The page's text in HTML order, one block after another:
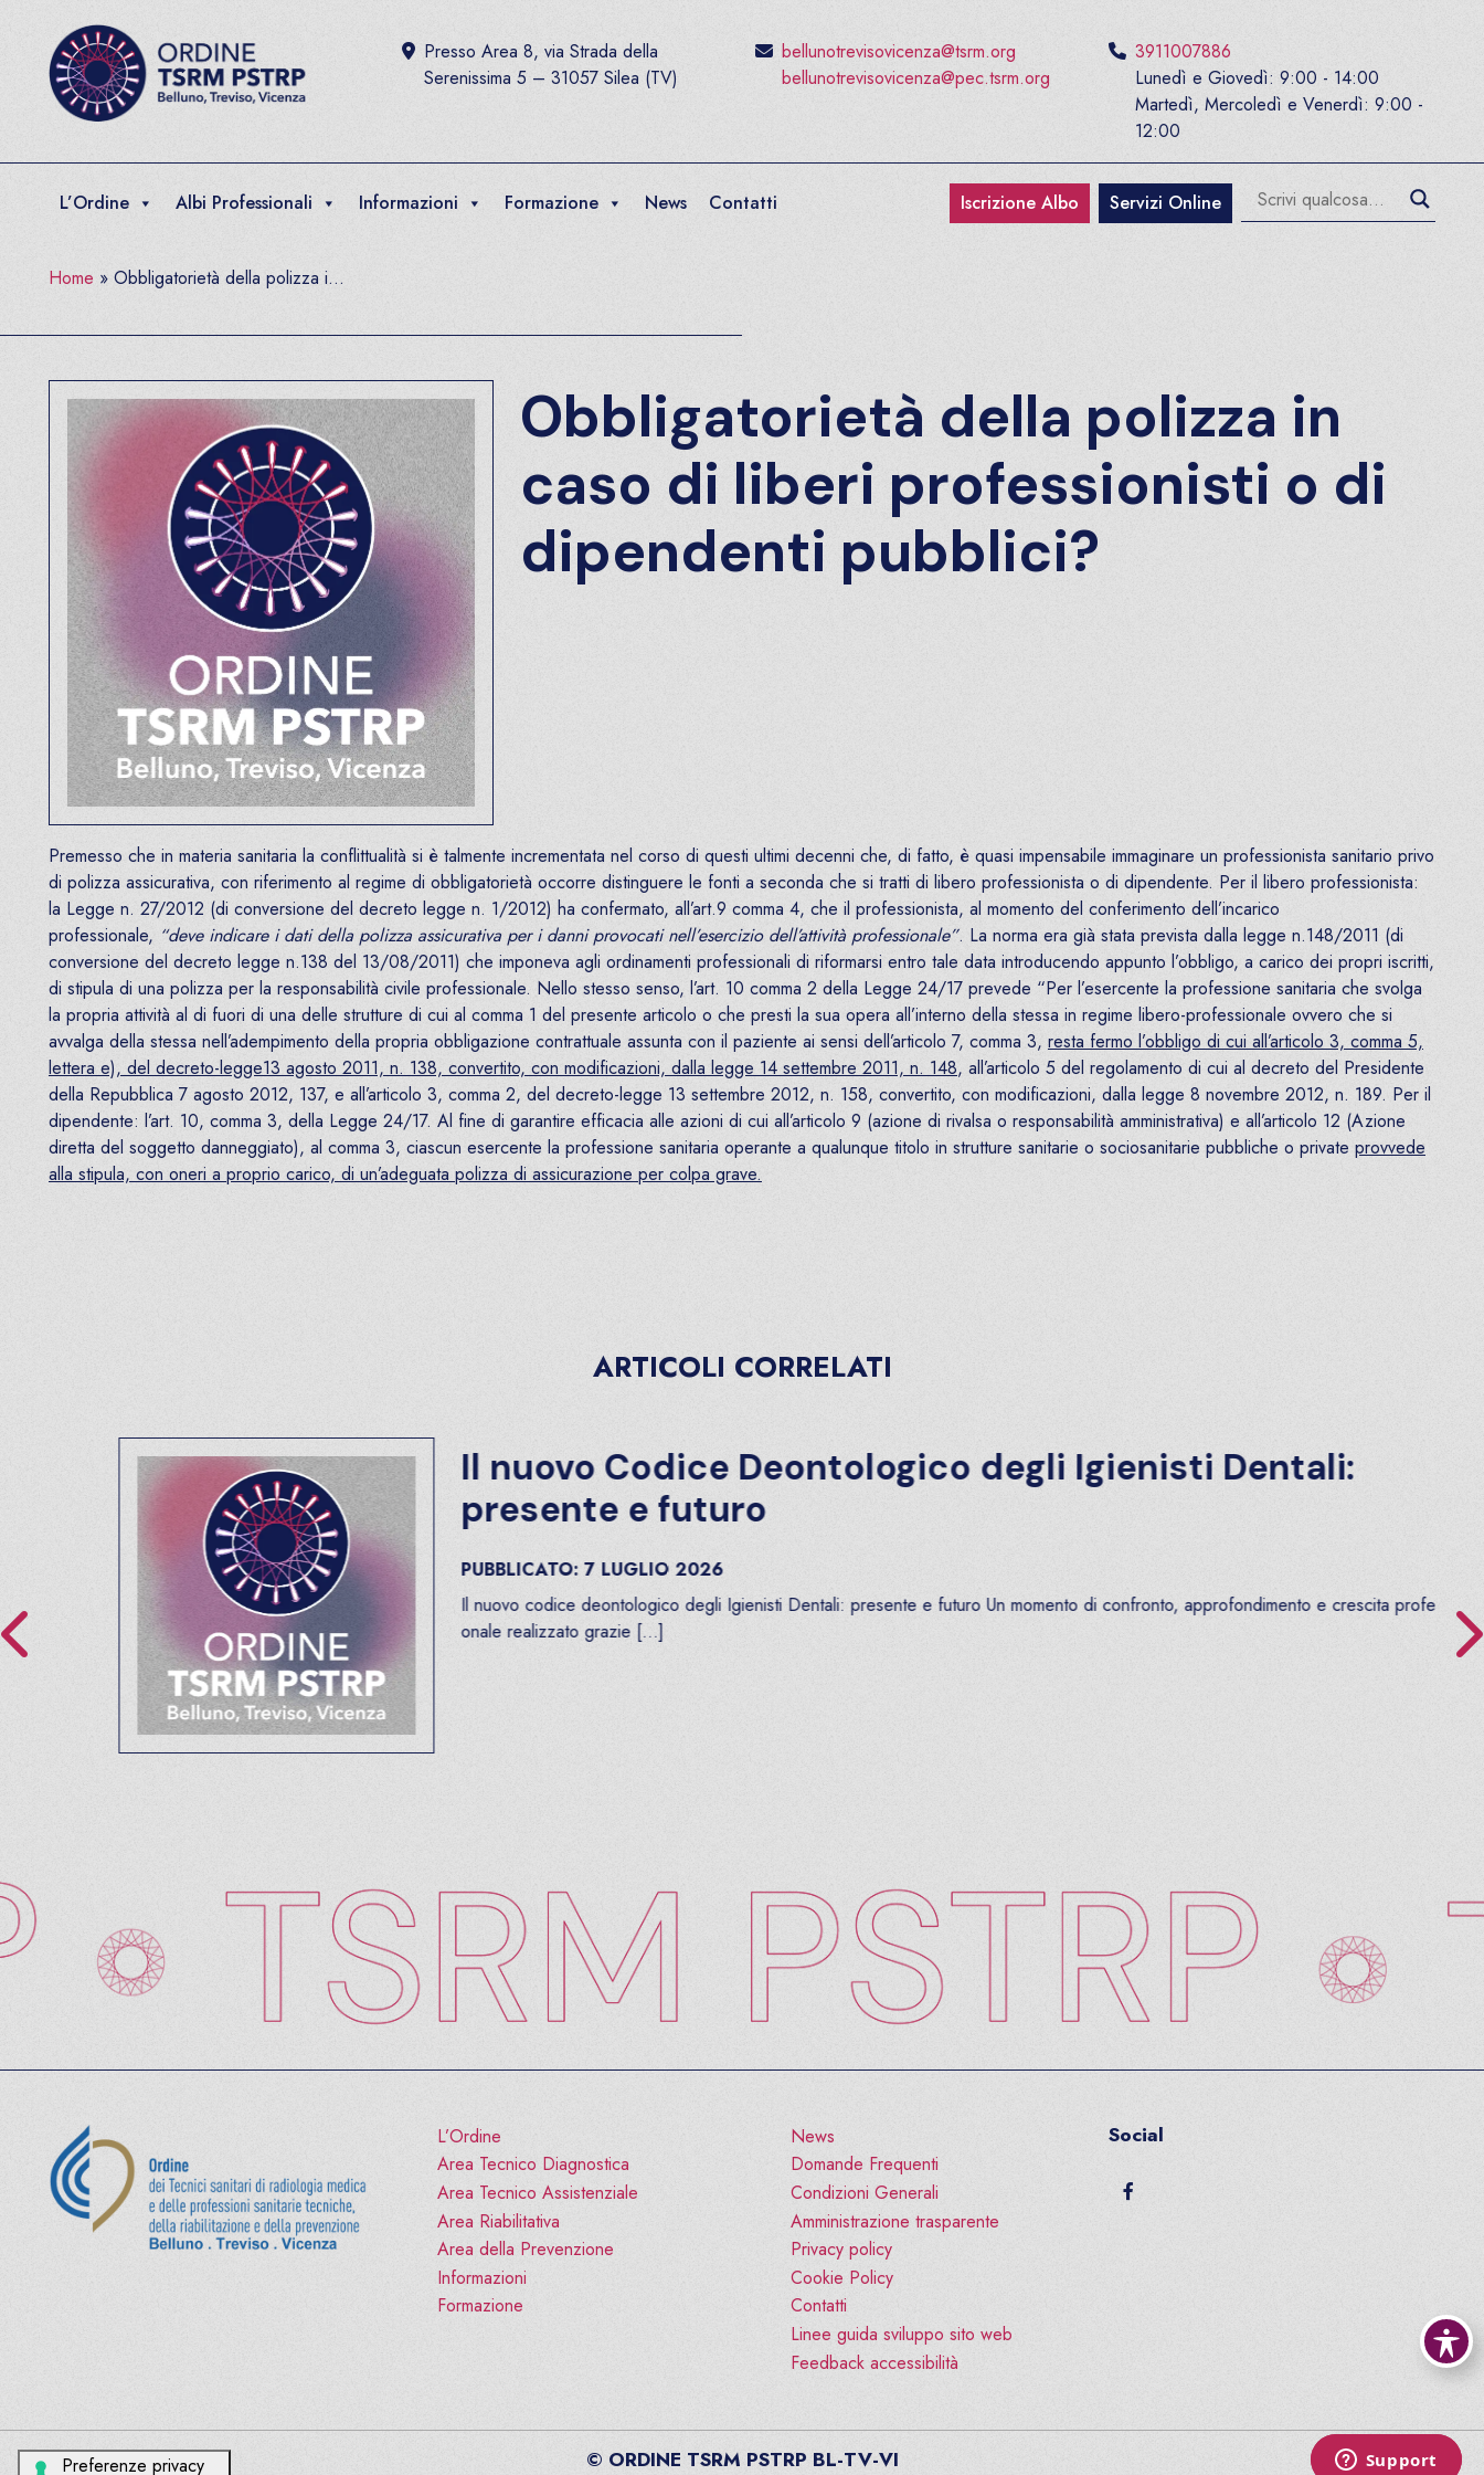
Presso Area 8, via Strada della
Serenissima 5 – 31057 Silea (TV)
bellunotrevisovicenza@tsrm.org
bellunotrevisovicenza@pec.tsrm.org
3911007886
Lunedì e Giovedì: 9:00 - 14:00
Martedì, Mercoledì e Venerdì: 9:00 -
12:00
L’Ordine Albi Professionali Informazioni Formazione News Contatti Iscrizione Albo Servizi Online
Home » Obbligatorietà della polizza i...
Obbligatorietà della polizza in
caso di liberi professionisti o di
dipendenti pubblici?
Premesso che in materia sanitaria la conflittualità si è talmente incrementata nel corso di questi ultimi decenni che, di fatto, è quasi impensabile immaginare un professionista sanitario privo
di polizza assicurativa, con riferimento al regime di obbligatorietà occorre distinguere le fonti a seconda che si tratti di libero professionista o di dipendente. Per il libero professionista:
la Legge n. 27/2012 (di conversione del decreto legge n. 1/2012) ha confermato, all’art.9 comma 4, che il professionista, al momento del conferimento dell’incarico
professionale, “deve indicare i dati della polizza assicurativa per i danni provocati nell’esercizio dell’attività professionale”. La norma era già stata prevista dalla legge n.148/2011 (di
conversione del decreto legge n.138 del 13/08/2011) che imponeva agli ordinamenti professionali di riformarsi entro tale data introducendo appunto l’obbligo, a carico dei propri iscritti,
di stipula di una polizza per la responsabilità civile professionale. Nello stesso senso, l’art. 10 comma 2 della Legge 24/17 prevede “Per l’esercente la professione sanitaria che svolga
la propria attività al di fuori di una delle strutture di cui al comma 1 del presente articolo o che presti la sua opera all’interno della stessa in regime libero-professionale ovvero che si
avvalga della stessa nell’adempimento della propria obbligazione contrattuale assunta con il paziente ai sensi dell’articolo 7, comma 3, resta fermo l’obbligo di cui all’articolo 3, comma 5,
lettera e), del decreto-legge13 agosto 2011, n. 138, convertito, con modificazioni, dalla legge 14 settembre 2011, n. 148, all’articolo 5 del regolamento di cui al decreto del Presidente
della Repubblica 7 agosto 2012, 137, e all’articolo 3, comma 2, del decreto-legge 13 settembre 2012, n. 158, convertito, con modificazioni, dalla legge 8 novembre 2012, n. 189. Per il
dipendente: l’art. 10, comma 3, della Legge 24/17. Al fine di garantire efficacia alle azioni di cui all’articolo 9 (azione di rivalsa o responsabilità amministrativa) e all’articolo 12 (Azione
diretta del soggetto danneggiato), al comma 3, ciascun esercente la professione sanitaria operante a qualunque titolo in strutture sanitarie o sociosanitarie pubbliche o private provvede
alla stipula, con oneri a proprio carico, di un’adeguata polizza di assicurazione per colpa grave.
ARTICOLI CORRELATI
Il nuovo Codice Deontologico degli Igienisti Dentali:
presente e futuro
PUBBLICATO:7 LUGLIO 2026
Il nuovo codice deontologico degli Igienisti Dentali: presente e futuro Un momento di confronto, approfondimento e crescita professi
onale realizzato grazie […]
L’Ordine
Area Tecnico Diagnostica
Area Tecnico Assistenziale
Area Riabilitativa
Area della Prevenzione
Informazioni
Formazione
News
Domande Frequenti
Condizioni Generali
Amministrazione trasparente
Privacy policy
Cookie Policy
Contatti
Linee guida sviluppo sito web
Feedback accessibilità
Social
© ORDINE TSRM PSTRP BL-TV-VI